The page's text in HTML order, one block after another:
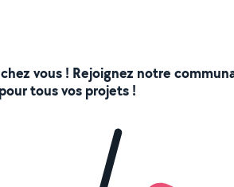
vous ! Rejoignez notre
tous vos projets !